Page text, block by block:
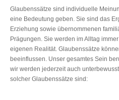
Glaubenssätze sind individuelle
eine Bedeutung geben. Sie sind das
Erziehung sowie übernommenen
Prägungen. Sie werden im Alltag
eigenen Realität. Glaubenssätze
beeinflussen. Unser gesamtes Sein
wir werden jederzeit auch
solcher Glaubenssätze sind: